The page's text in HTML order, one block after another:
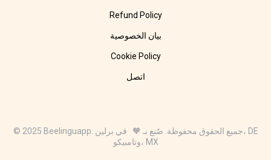
Refund Policy
بيان الخصوصية
Cookie Policy
اتصل
© 2025 Beelinguapp. جميع الحقوق محفوظة. صُنع بـ 🧡 في برلين، DE
وتامبيكو، MX